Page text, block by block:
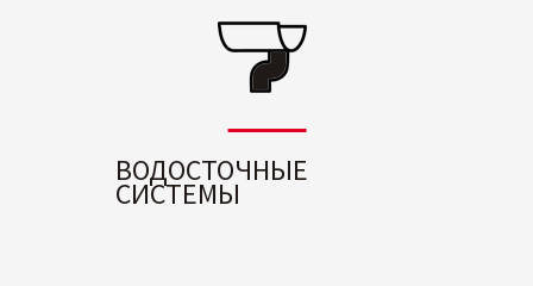
ВОДОСТОЧНЫЕ
СИСТЕМЫ